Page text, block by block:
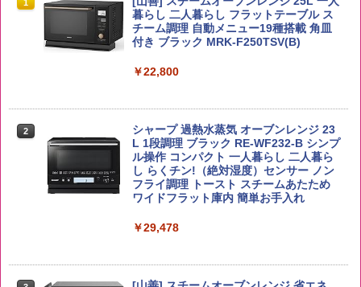
1
￥2,650
らめき 5kg 令和7年産
￥3,056
by Amazon あきたこまちブレンド 無洗
1
ー4000ml ブラックニッカクリア ウヰス
キー 【日本 アサヒ ウィスキー】 大容量
お得 4リットル
￥4,358
2
角瓶 2700ml サントリー ウイスキー ハ
イボール 大容量
￥6,063
1
食品 インスタント カップ麺
￥1,939
麺 小腹 インスタント アウトドアにも ロ
ーリングストック 大人買い おやつカン
パニー
￥1,288
1
暮らし 二人暮らし フラットテーブル ス
チーム調理 自動メニュー19種搭載 角皿
付き ブラック MRK-F250TSV(B)
￥22,800
2
シャープ 過熱水蒸気 オーブンレンジ 23
L 1段調理 ブラック RE-WF232-B シンプ
ル操作 コンパクト 一人暮らし 二人暮ら
し らくチン!（絶対湿度）センサー ノン
フライ調理 トースト スチームあたため
ワイドフラット庫内 簡単お手入れ
￥29,478